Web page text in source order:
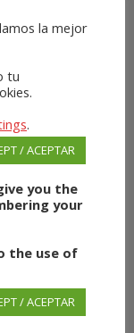
la mejor
tu
.
/ ACEPTAR
you the
your
the use of
/ ACEPTAR